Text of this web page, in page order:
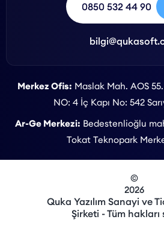
0850 532 44 90
Merkez Ofis: Maslak Mah. AOS
NO: 4 İç Kapı No: 542
Ar-Ge Merkezi: Bedestenlioğlu
Tokat Teknopark
©
2026
Quka Yazılım Sanayi ve
Şirketi - Tüm hakları